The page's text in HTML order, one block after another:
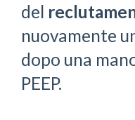
del
nuovamente
dopo una
PEEP.